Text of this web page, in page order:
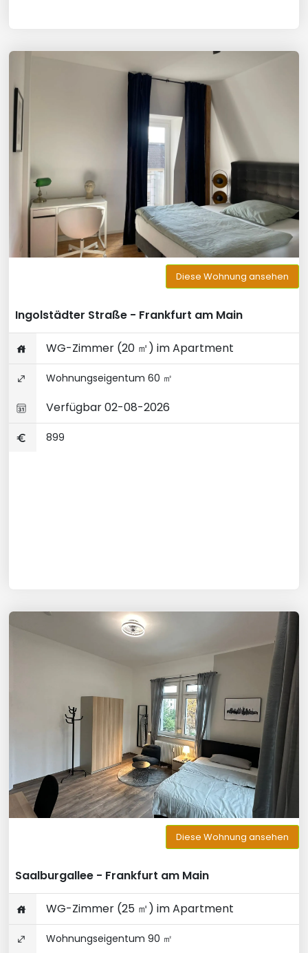
Diese Wohnung ansehen
Ingolstädter Straße - Frankfurt am Main
WG-Zimmer (20 ㎡) im Apartment
Wohnungseigentum 60 ㎡
Verfügbar 02-08-2026
899
Diese Wohnung ansehen
Saalburgallee - Frankfurt am Main
WG-Zimmer (25 ㎡) im Apartment
Wohnungseigentum 90 ㎡